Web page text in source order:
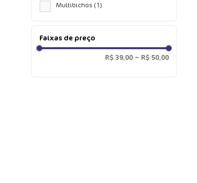
Multibichos (1)
Unicórnio Mystic(1)
Faixas de preço
R$ 39,00 – R$ 50,00